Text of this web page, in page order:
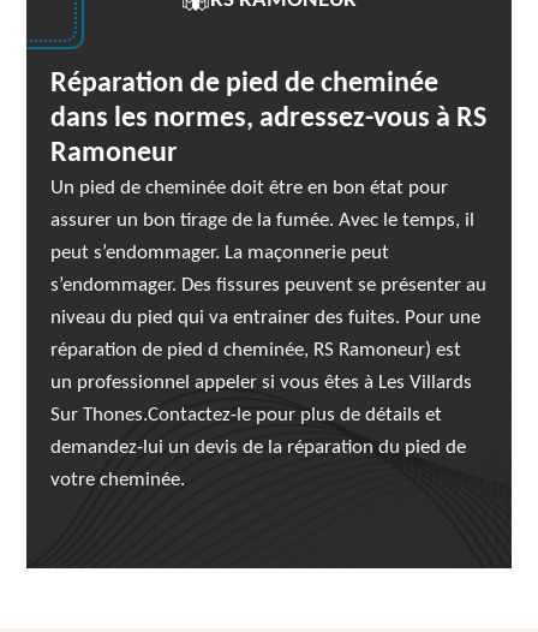
Réparation de pied de cheminée
dans les normes, adressez-vous à RS
Ramoneur
Un pied de cheminée doit être en bon état pour
assurer un bon tirage de la fumée. Avec le temps, il
peut s’endommager. La maçonnerie peut
s’endommager. Des fissures peuvent se présenter au
niveau du pied qui va entrainer des fuites. Pour une
réparation de pied d cheminée, RS Ramoneur) est
un professionnel appeler si vous êtes à Les Villards
Sur Thones.Contactez-le pour plus de détails et
demandez-lui un devis de la réparation du pied de
votre cheminée.